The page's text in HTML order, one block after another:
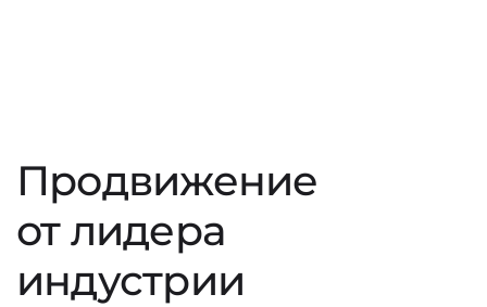
Продвижение
от лидера
индустрии